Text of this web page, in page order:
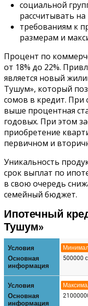
социальной
рассчитывать
требованиям к
размерам и
Процент по
от 18% до 22%.
является новый
Тушум», который
сомов в кредит. При
выше процентная
годовых. При этом
приобретение
первичном и
Уникальность
срок выплат по
в свою очередь
семейный бюджет.